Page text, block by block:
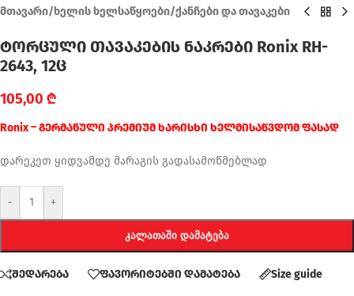
მთავარი/ხელის ხელსაწყოები/ქანჩები და თავაკები
ტორცული თავაკების ნაკრები Ronix RH-
2643, 12ც
105,00 ₾
Ronix – გერმანული პრემიუმ ხარისხი ხელმისაწვდომ ფასად
დარეკეთ ყიდვამდე მარაგის გადასამოწმებლად
- +
ᲙᲐᲚᲐᲗᲐᲨᲘ ᲓᲐᲛᲐᲢᲔᲑᲐ
შედარება ფავორიტებში დამატება Size guide